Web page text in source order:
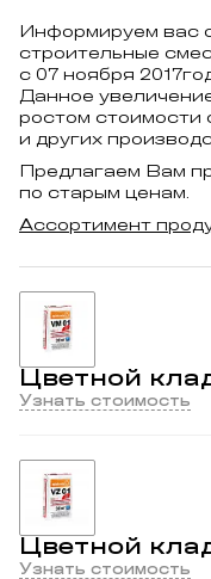
Информируем вас
строительные
с 07 ноября
Данное
ростом стоимости
и других
Предлагаем Вам
по старым ценам.
Ассортимент
Цветной
Узнать стоимость
Цветной
Узнать стоимость